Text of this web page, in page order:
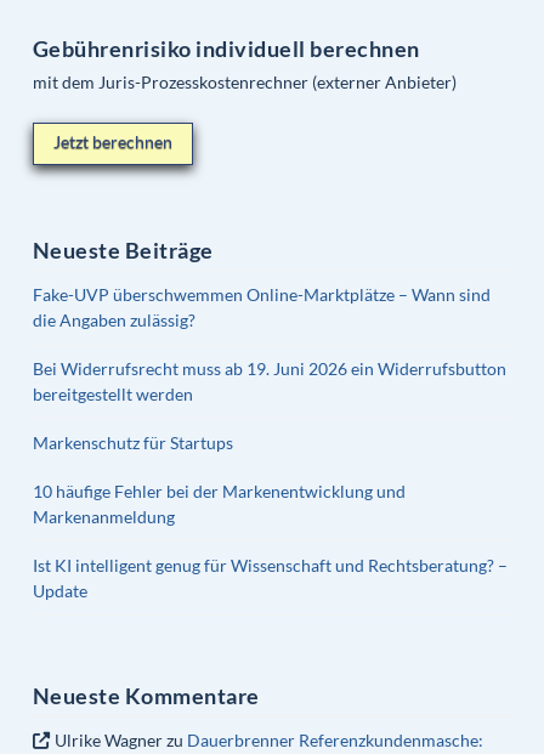
Gebührenrisiko individuell berechnen
mit dem Juris-Prozesskostenrechner (externer Anbieter)
Jetzt berechnen
Neueste Beiträge
Fake-UVP überschwemmen Online-Marktplätze – Wann sind
die Angaben zulässig?
Bei Widerrufsrecht muss ab 19. Juni 2026 ein Widerrufsbutton
bereitgestellt werden
Markenschutz für Startups
10 häufige Fehler bei der Markenentwicklung und
Markenanmeldung
Ist KI intelligent genug für Wissenschaft und Rechtsberatung? –
Update
Neueste Kommentare
Ulrike Wagnerzu Dauerbrenner Referenzkundenmasche: